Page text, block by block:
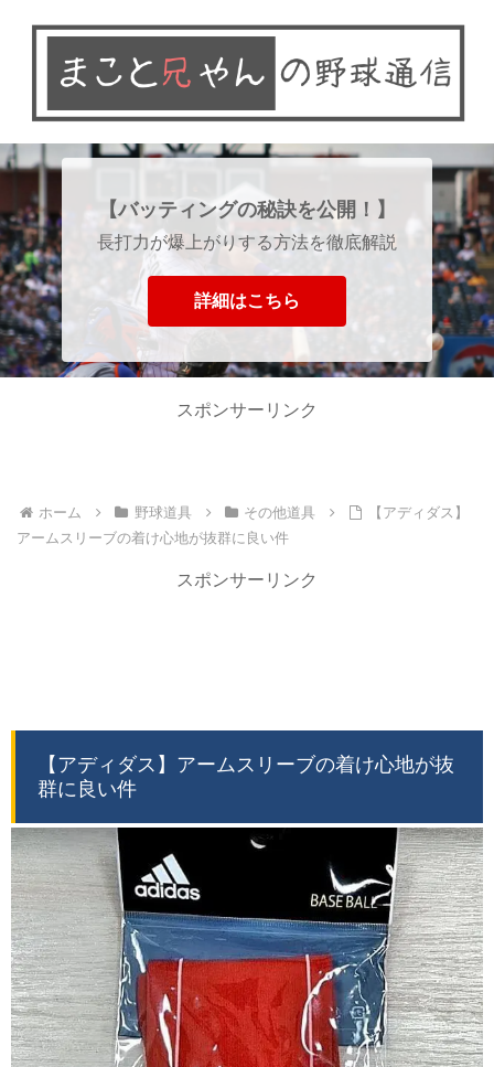
【バッティングの秘訣を公開！】
長打力が爆上がりする方法を徹底解説
詳細はこちら
スポンサーリンク
ホーム 野球道具 その他道具
【アディダス】
アームスリーブの着け心地が抜群に良い件
スポンサーリンク
【アディダス】アームスリーブの着け心地が抜
群に良い件